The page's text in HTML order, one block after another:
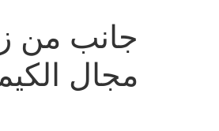
جانب من
مجال